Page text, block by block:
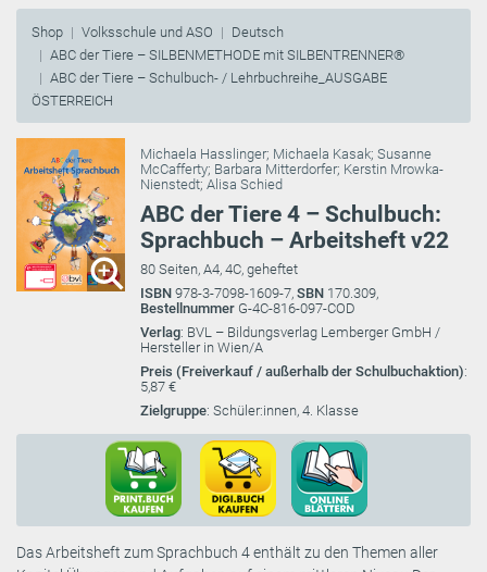
Shop Volksschule und ASO
Deutsch
ABC der Tiere – SILBENMETHODE mit SILBENTRENNER®
ABC der Tiere – Schulbuch- / Lehrbuchreihe_AUSGABE
ÖSTERREICH
Michaela Hasslinger; Michaela Kasak; Susanne
McCafferty; Barbara Mitterdorfer; Kerstin Mrowka-
Nienstedt; Alisa Schied
ABC der Tiere 4 – Schulbuch:
Sprachbuch – Arbeitsheft v22
80 Seiten, A4, 4C, geheftet
ISBN 978-3-7098-1609-7, SBN 170.309,
Bestellnummer G-4C-816-097-COD
Verlag: BVL – Bildungsverlag Lemberger GmbH /
Hersteller in Wien/A
Preis (Freiverkauf / außerhalb der Schulbuchaktion):
5,87 €
Zielgruppe: Schüler:innen, 4. Klasse
Das Arbeitsheft zum Sprachbuch 4 enthält zu den Themen aller